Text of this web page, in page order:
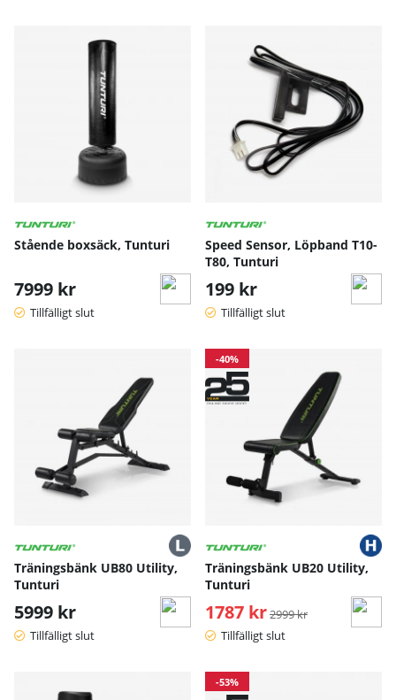
Stående boxsäck, Tunturi
7999 kr
Tillfälligt slut
Speed Sensor, Löpband T10-
T80, Tunturi
199 kr
Tillfälligt slut
Träningsbänk UB80 Utility,
Tunturi
5999 kr
Tillfälligt slut
-40%
Träningsbänk UB20 Utility,
Tunturi
1787 kr Ordinarie pris:
2999 kr
Tillfälligt slut
-53%